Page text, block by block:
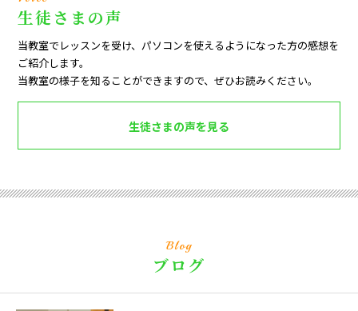
生徒さまの声
当教室でレッスンを受け、パソコンを使えるようになった方の感想を
ご紹介します。
当教室の様子を知ることができますので、ぜひお読みください。
生徒さまの声を見る
Blog
ブログ